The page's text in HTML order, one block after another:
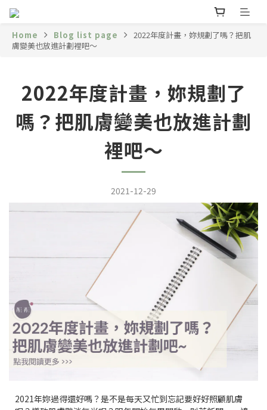
Home Blog list page
2022年度計畫，妳規劃了嗎？把肌
膚變美也放進計劃裡吧～
2022年度計畫，妳規劃了
嗎？把肌膚變美也放進計劃
裡吧～
2021-12-29
2021年妳過得還好嗎？是不是每天又忙到忘記要好好照顧肌膚